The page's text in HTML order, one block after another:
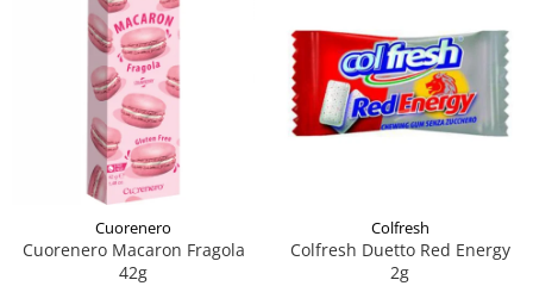
Cuorenero
Cuorenero Macaron Fragola
42g
Colfresh
Colfresh Duetto Red Energy
2g